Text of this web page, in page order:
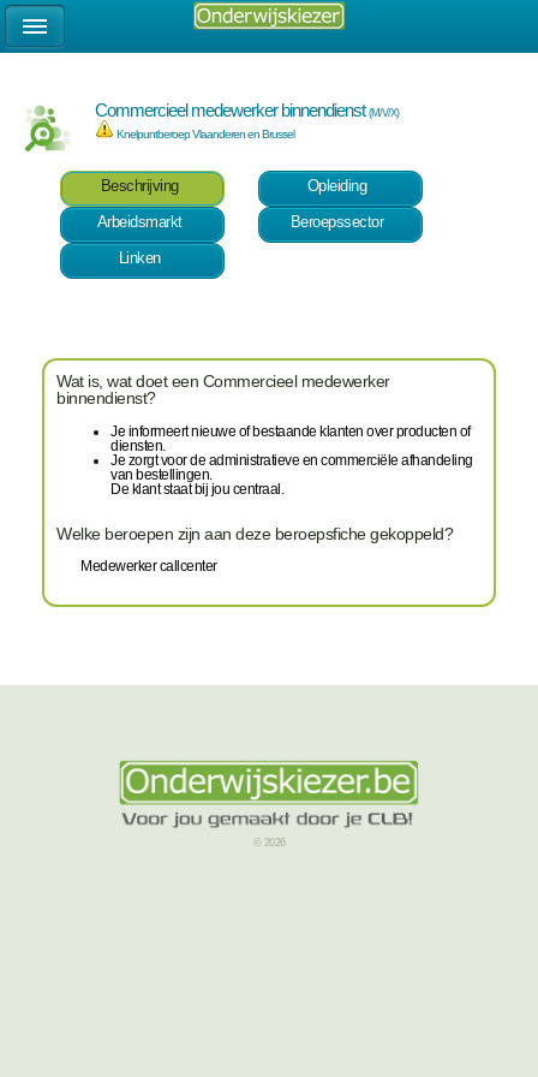
Commercieel medewerker binnendienst(M/V/X)
Knelpuntberoep Vlaanderen en Brussel
Beschrijving
Opleiding
Arbeidsmarkt
Beroepssector
Linken
Wat is, wat doet een Commercieel medewerker
binnendienst?
Je informeert nieuwe of bestaande klanten over producten of
diensten.
Je zorgt voor de administratieve en commerciële afhandeling
van bestellingen.
De klant staat bij jou centraal.
Welke beroepen zijn aan deze beroepsfiche gekoppeld?
Medewerker callcenter
© 2026